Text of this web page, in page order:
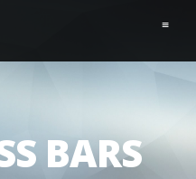
≡
BARS